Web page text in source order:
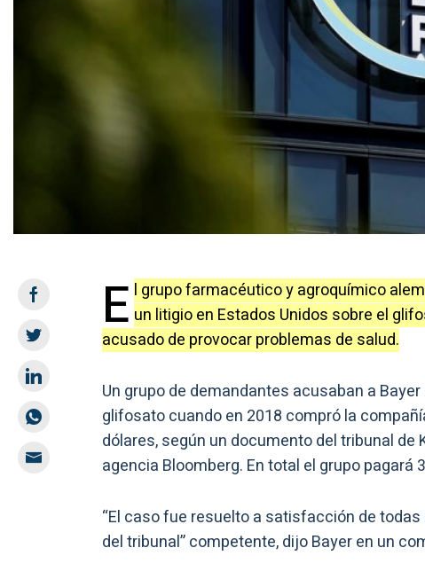
E l grupo farmacéutico y agroquímico
un litigio en Estados Unidos sobre el
acusado de provocar problemas de salud.
Un grupo de demandantes acusaban a
glifosato cuando en 2018 compró la
dólares, según un documento del tribunal
agencia Bloomberg. En total el grupo pagará
“El caso fue resuelto a satisfacción de
del tribunal” competente, dijo Bayer en un